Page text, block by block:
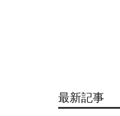
最新記事